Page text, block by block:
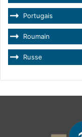
Portugais
Roumain
Russe